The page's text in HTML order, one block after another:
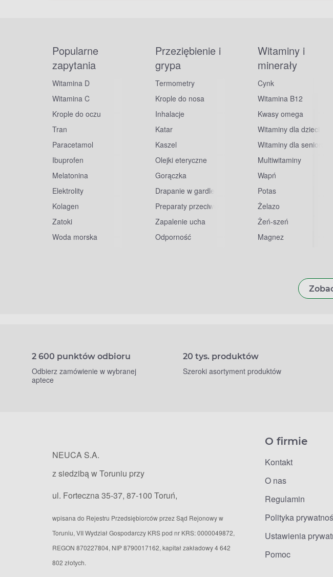
Popularne
zapytania
Witamina D
Witamina C
Krople do oczu
Tran
Paracetamol
Ibuprofen
Melatonina
Elektrolity
Kolagen
Zatoki
Woda morska
Przeziębienie i
grypa
Termometry
Krople do nosa
Inhalacje
Katar
Kaszel
Olejki eteryczne
Gorączka
Drapanie w gardle
Preparaty przeciwwirusowe
Zapalenie ucha
Odporność
Witaminy i
minerały
Cynk
Witamina B12
Kwasy omega
Witaminy dla dzieci
Witaminy dla seniorów
Multiwitaminy
Wapń
Potas
Żelazo
Żeń-szeń
Magnez
2 600 punktów odbioru
Odbierz zamówienie w wybranej
aptece
20 tys. produktów
Szeroki asortyment produktów
NEUCA S.A.
z siedzibą w Toruniu przy
ul. Forteczna 35-37, 87-100 Toruń,
wpisana do Rejestru Przedsiębiorców przez Sąd Rejonowy w
Toruniu, VII Wydział Gospodarczy KRS pod nr KRS: 0000049872,
REGON 870227804, NIP 8790017162, kapitał zakładowy 4 642
802 złotych.
O firmie
Kontakt
O nas
Regulamin
Polityka
Ustawienia
Pomoc